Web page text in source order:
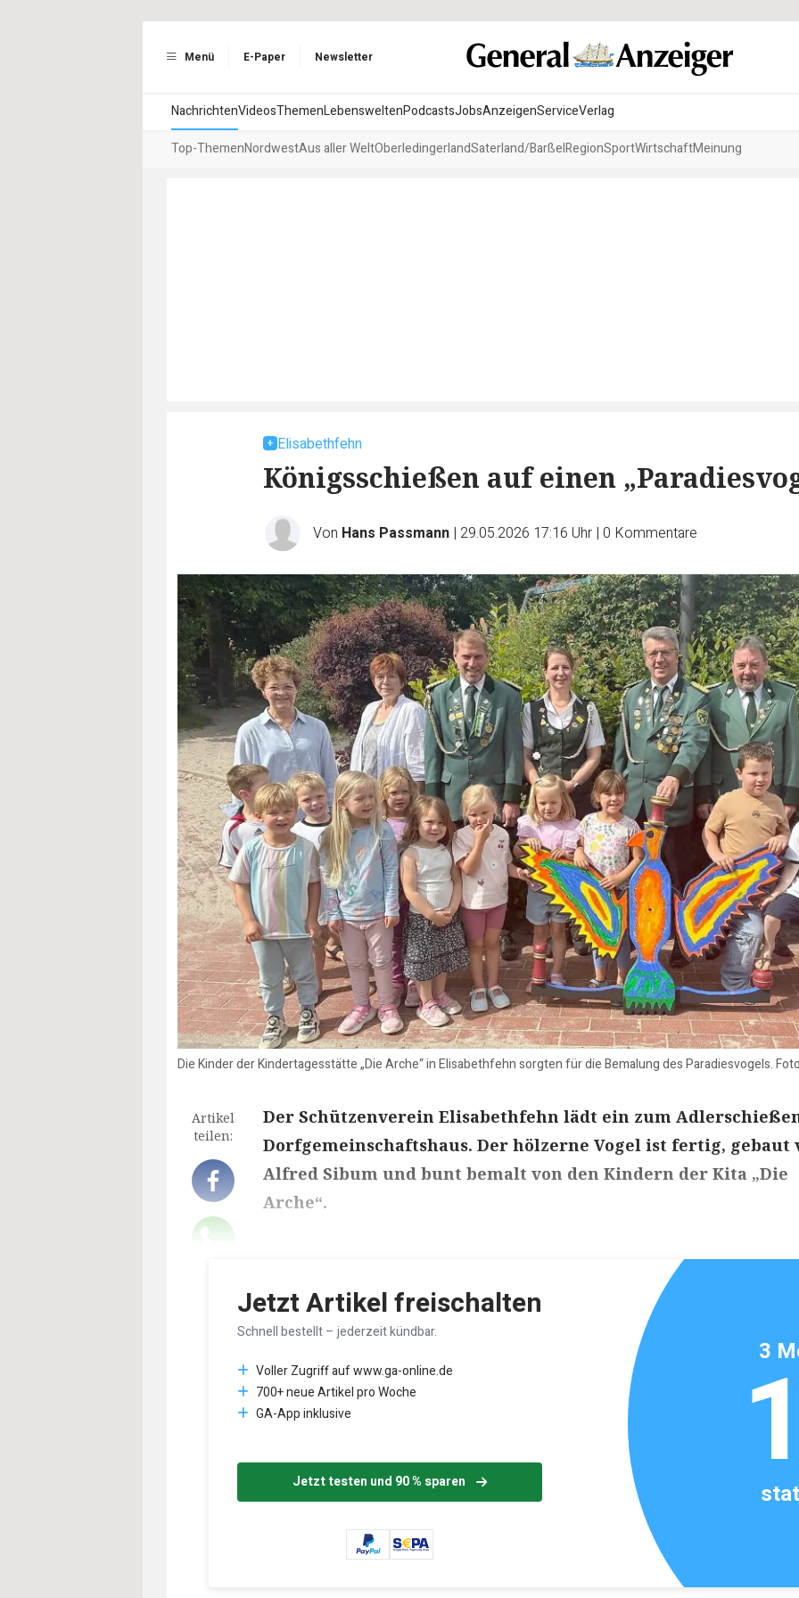
Menü E-Paper Newsletter
NachrichtenVideosThemenLebensweltenPodcastsJobsAnzeigenServiceVerlag
Top-ThemenNordwestAus aller WeltOberledingerlandSaterland/BarßelRegionSportWirtschaftMeinung
Elisabethfehn
Königsschießen auf einen
Von Hans Passmann | 29.05.2026 17:16 Uhr | 0 Kommentare
Die Kinder der Kindertagesstätte „Die Arche“ in Elisabethfehn sorgten für die Bemalung des Paradiesvogels.
Artikel
teilen:
Der Schützenverein Elisabethfehn lädt ein zum
Dorfgemeinschaftshaus. Der hölzerne Vogel ist fertig, gebaut
Alfred Sibum und bunt bemalt von den Kindern der Kita „Die
Arche“.
Jetzt Artikel freischalten
Schnell bestellt – jederzeit kündbar.
Voller Zugriff auf www.ga-online.de
700+ neue Artikel pro Woche
GA-App inklusive
Jetzt testen und 90 % sparen
3